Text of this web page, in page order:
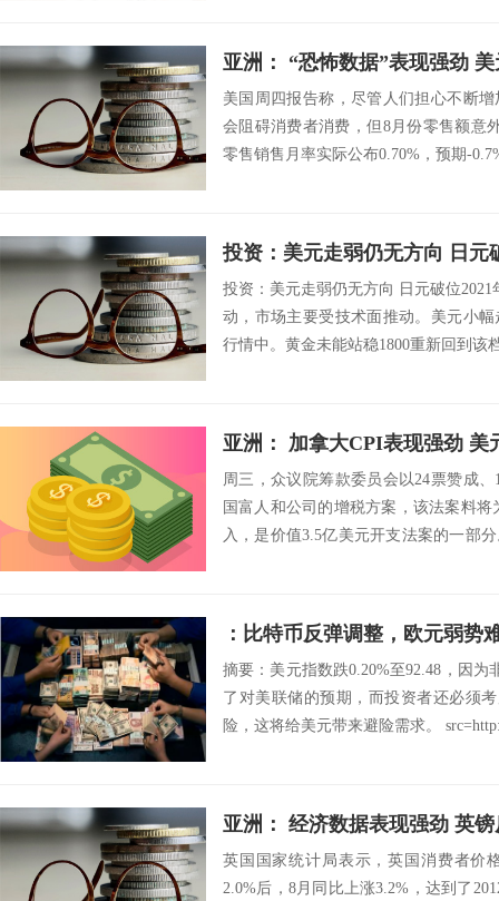
亚洲： “恐怖数据”表现强劲
美国周四报告称，尽管人们担心不断
会阻碍消费者消费，但8月份零售额意
零售销售月率实际公布0.70%，预期-
投资：美元走弱仍无方向 日元
投资：美元走弱仍无方向 日元破位
动，市场主要受技术面推动。美元小
行情中。黄金未能站稳1800重新回到该
亚洲： 加拿大CPI表现强劲 美
周三，众议院筹款委员会以24票赞成
国富人和公司的增税方案，该法案料
入，是价值3.5亿美元开支法案的一部
：比特币反弹调整，欧元弱势
摘要：美元指数跌0.20%至92.48，因
了对美联储的预期，而投资者还必须
险，这将给美元带来避险需求。
亚洲： 经济数据表现强劲 英
英国国家统计局表示，英国消费者价
2.0%后，8月同比上涨3.2%，达到了